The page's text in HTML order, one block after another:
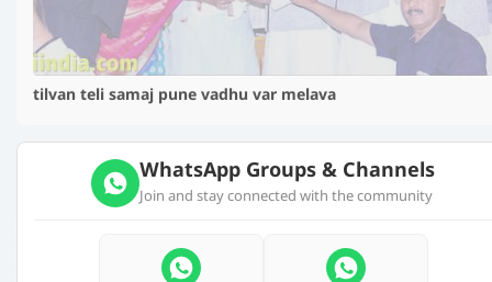
tilvan teli samaj pune vadhu var melava
WhatsApp Groups & Channels
Join and stay connected with the community